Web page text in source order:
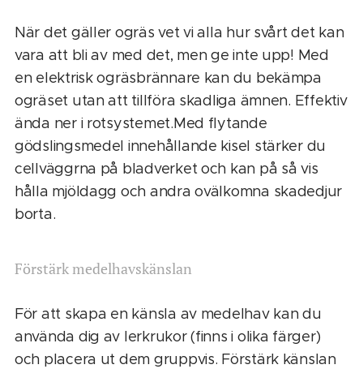
När det gäller ogräs vet vi alla hur svårt det kan
vara att bli av med det, men ge inte upp! Med
en elektrisk ogräsbrännare kan du bekämpa
ogräset utan att tillföra skadliga ämnen. Effektiv
ända ner i rotsystemet.Med flytande
gödslingsmedel innehållande kisel stärker du
cellväggrna på bladverket och kan på så vis
hålla mjöldagg och andra ovälkomna skadedjur
borta.
Förstärk medelhavskänslan
För att skapa en känsla av medelhav kan du
använda dig av lerkrukor (finns i olika färger)
och placera ut dem gruppvis. Förstärk känslan